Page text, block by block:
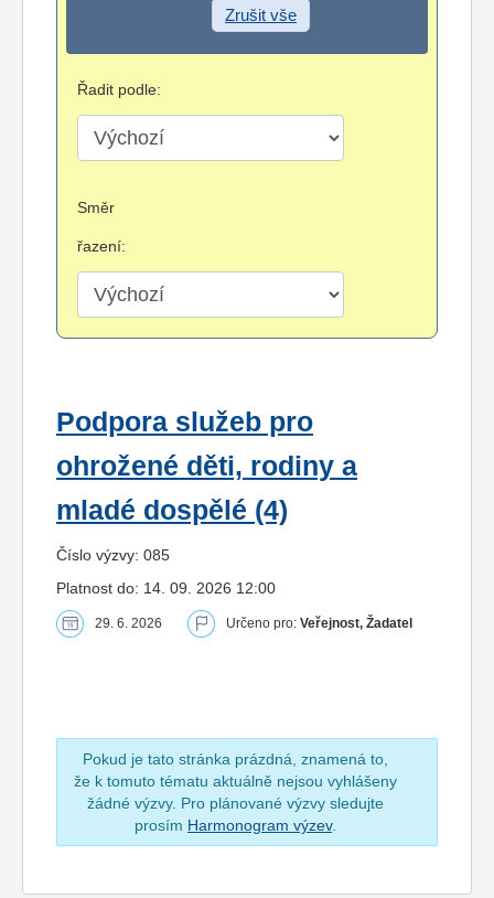
Zrušit vše
Řadit podle:
Směr
řazení:
Podpora služeb pro
ohrožené děti, rodiny a
mladé dospělé (4)
Číslo výzvy: 085
Platnost do: 14. 09. 2026 12:00
29. 6. 2026 Určeno pro: Veřejnost, Žadatel
Pokud je tato stránka prázdná, znamená to,
že k tomuto tématu aktuálně nejsou vyhlášeny
žádné výzvy. Pro plánované výzvy sledujte
prosím Harmonogram výzev.